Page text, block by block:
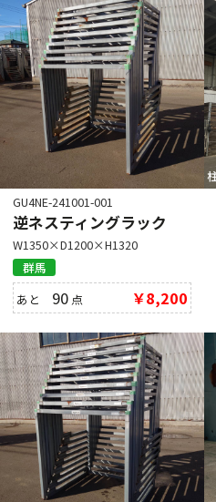
GU4NE-241001-001
逆ネスティングラック
W1350×D1200×H1320
群馬
あと 90 点 ￥8,200